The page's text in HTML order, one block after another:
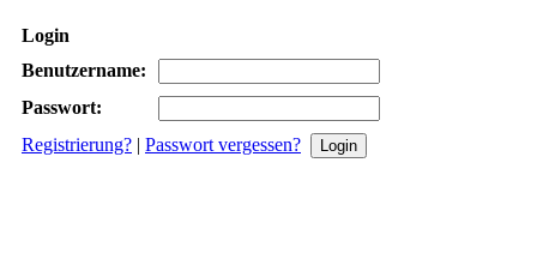
Login
Benutzername:
Passwort:
Registrierung? | Passwort vergessen?